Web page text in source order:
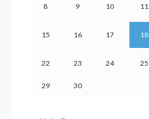
8 9 10 11
15 16 17 18
22 23 24 25
29 30